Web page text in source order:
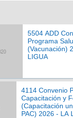
5504 ADD
Programa
(Vacunación)
LIGUA
4114 Convenio
Capacitación y
(Capacitación
PAC) 2026 - LA